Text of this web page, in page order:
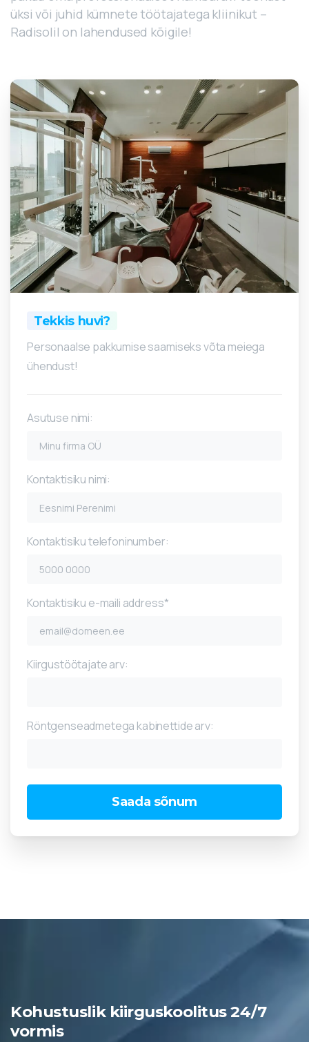
üksi või juhid kümnete töötajatega kliinikut –
Radisolil on lahendused kõigile!
Tekkis huvi?
Personaalse pakkumise saamiseks võta meiega
ühendust!
Asutuse nimi:
Kontaktisiku nimi:
Kontaktisiku telefoninumber:
Kontaktisiku e-maili address*
Kiirgustöötajate arv:
Röntgenseadmetega kabinettide arv:
Kohustuslik kiirguskoolitus 24/7
vormis